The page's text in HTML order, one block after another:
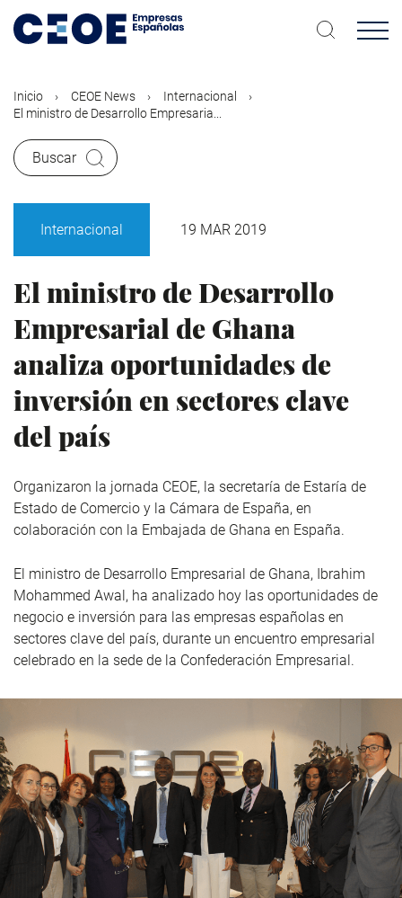
contenido
Inicio CEOE News
Internacional
El ministro de Desarrollo Empresaria...
Buscar
Internacional 19 MAR 2019
El ministro de Desarrollo
Empresarial de Ghana
analiza oportunidades de
inversión en sectores clave
del país
Organizaron la jornada CEOE, la secretaría de Estaría de
Estado de Comercio y la Cámara de España, en
colaboración con la Embajada de Ghana en España.
El ministro de Desarrollo Empresarial de Ghana, Ibrahim
Mohammed Awal, ha analizado hoy las oportunidades de
negocio e inversión para las empresas españolas en
sectores clave del país, durante un encuentro empresarial
celebrado en la sede de la Confederación Empresarial.